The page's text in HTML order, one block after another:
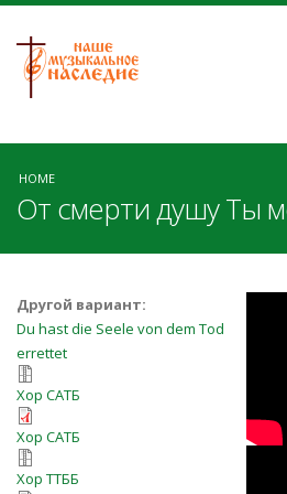
HOME
От смерти душу Ты
Другой вариант:
Du hast die Seele von dem Tod
errettet
Хор САТБ
Хор САТБ
Хор ТТББ